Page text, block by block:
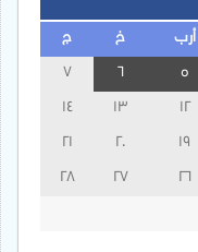
أرب خ ج
13
14
19
20
21
26
27
28